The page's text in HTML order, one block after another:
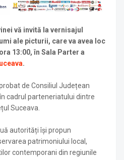
vă invită la vernisajul
ale picturii, care va avea loc
13:00, în Sala Parter a
.
de Consiliul Județean
cadrul parteneriatului dintre
Suceava.
autorități își propun
patrimoniului local,
contemporani din regiunile